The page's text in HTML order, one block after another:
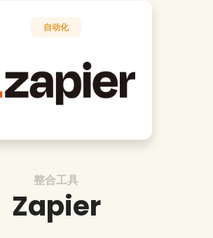
自动化
整合工具
Zapier